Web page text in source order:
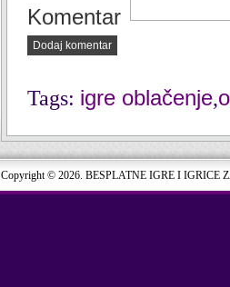
Komentar
Dodaj komentar
Tags: igre oblačenje,
Copyright © 2026. BESPLATNE IGRE I IGRICE